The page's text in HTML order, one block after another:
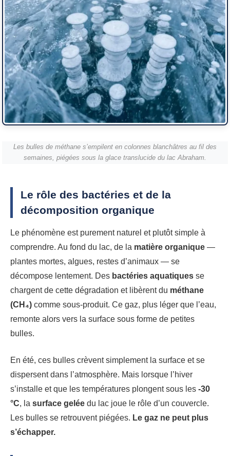
Les bulles de méthane s’empilent en colonnes blanchâtres au fil des
semaines, piégées sous la glace translucide du lac Abraham.
Le rôle des bactéries et de la
décomposition organique
Le phénomène est purement naturel et plutôt simple à
comprendre. Au fond du lac, de la matière organique —
plantes mortes, algues, restes d’animaux — se
décompose lentement. Des bactéries aquatiques se
chargent de cette dégradation et libèrent du méthane
(CH₄) comme sous-produit. Ce gaz, plus léger que l’eau,
remonte alors vers la surface sous forme de petites
bulles.
En été, ces bulles crèvent simplement la surface et se
dispersent dans l’atmosphère. Mais lorsque l’hiver
s’installe et que les températures plongent sous les -30
°C, la surface gelée du lac joue le rôle d’un couvercle.
Les bulles se retrouvent piégées. Le gaz ne peut plus
s’échapper.